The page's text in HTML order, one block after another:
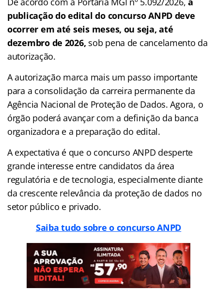
publicação do edital do concurso ANPD deve
ocorrer em até seis meses, ou seja, até
dezembro de 2026, sob pena de cancelamento da
autorização.
A autorização marca mais um passo importante
para a consolidação da carreira permanente da
Agência Nacional de Proteção de Dados. Agora, o
órgão poderá avançar com a definição da banca
organizadora e a preparação do edital.
A expectativa é que o concurso ANPD desperte
grande interesse entre candidatos da área
regulatória e de tecnologia, especialmente diante
da crescente relevância da proteção de dados no
setor público e privado.
Saiba tudo sobre o concurso ANPD